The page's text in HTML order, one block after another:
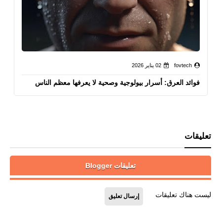
fovtech 02 يناير 2026
فوائد العرق: أسرار بيولوجية وصحية لا يعرفها معظم الناس
تعليقات
تعليقات Blogger
ليست هناك تعليقات إرسال تعليق